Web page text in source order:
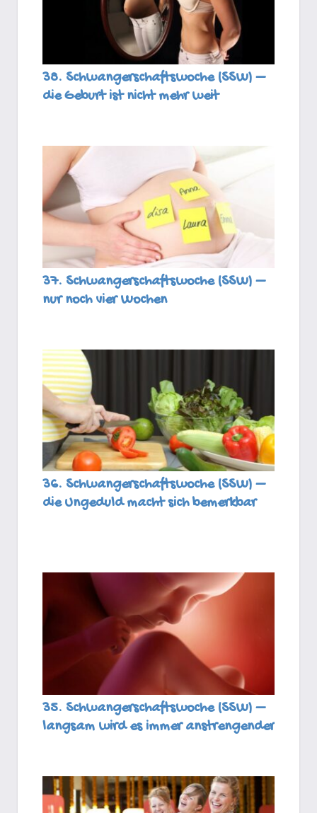
38. Schwangerschaftswoche (SSW) –
die Geburt ist nicht mehr weit
37. Schwangerschaftswoche (SSW) –
nur noch vier Wochen
36. Schwangerschaftswoche (SSW) –
die Ungeduld macht sich bemerkbar
35. Schwangerschaftswoche (SSW) –
langsam wird es immer anstrengender